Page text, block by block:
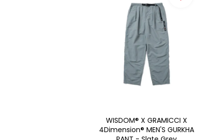
WISDOM® X GRAMICCI X
4Dimension® MEN'S GURKHA